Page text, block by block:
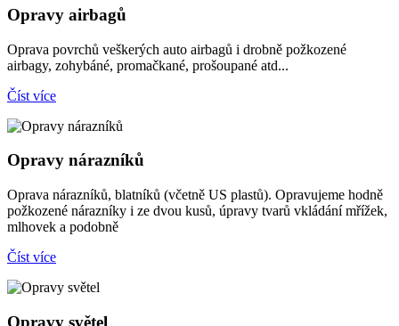
Opravy airbagů
Oprava povrchů veškerých auto airbagů i drobně požkozené
airbagy, zohybáné, promačkané, prošoupané atd...
Číst více
Opravy nárazníků
Oprava nárazníků, blatníků (včetně US plastů). Opravujeme hodně
požkozené nárazníky i ze dvou kusů, úpravy tvarů vkládání mřížek,
mlhovek a podobně
Číst více
Opravy světel